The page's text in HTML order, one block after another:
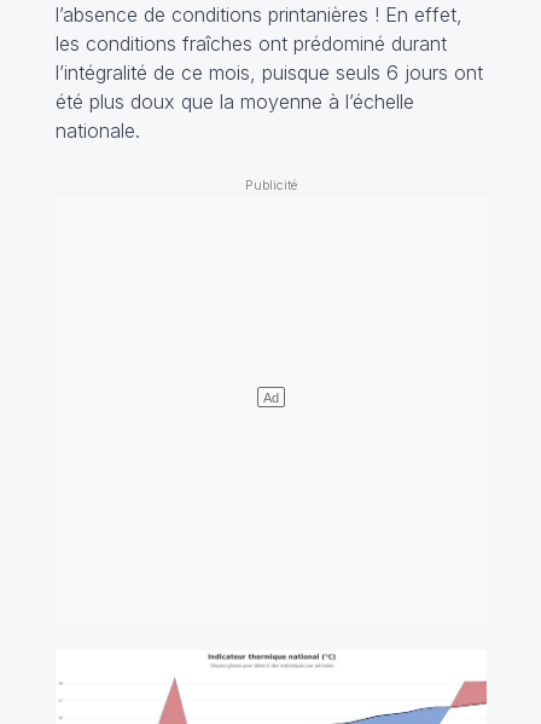
l’absence de conditions printanières ! En effet,
les conditions fraîches ont prédominé durant
l’intégralité de ce mois, puisque seuls 6 jours ont
été plus doux que la moyenne à l’échelle
nationale.